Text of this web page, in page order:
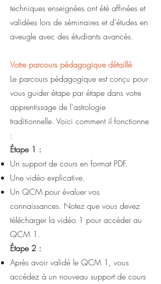
techniques enseignées ont été affinées et
validées lors de séminaires et d'études en
aveugle avec des étudiants avancés.
Votre parcours pédagogique détaillé
Le parcours pédagogique est conçu pour
vous guider étape par étape dans votre
apprentissage de l'astrologie
traditionnelle. Voici comment il fonctionne
:
Étape 1 :
Un support de cours en format PDF.
Une vidéo explicative.
Un QCM pour évaluer vos
connaissances. Notez que vous devez
télécharger la vidéo 1 pour accéder au
QCM 1.
Étape 2 :
Après avoir validé le QCM 1, vous
accédez à un nouveau support de cours